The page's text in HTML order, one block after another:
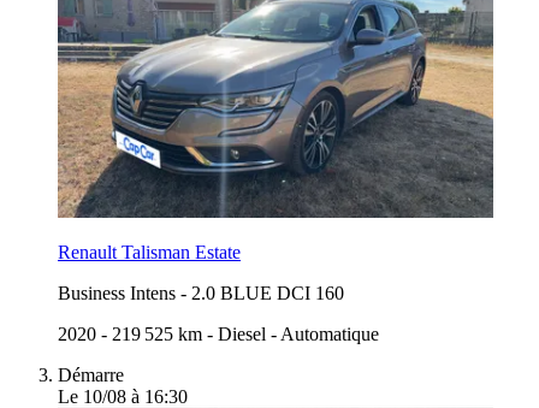
Renault Talisman Estate
Business Intens - 2.0 BLUE DCI 160
2020 - 219 525 km - Diesel - Automatique
Démarre
Le 10/08 à 16:30